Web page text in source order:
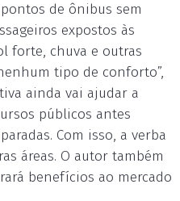
de ônibus sem
expostos às
forte, chuva e outras
tipo de conforto”,
ainda vai ajudar a
públicos antes
Com isso, a verba
áreas. O autor também
benefícios ao mercado